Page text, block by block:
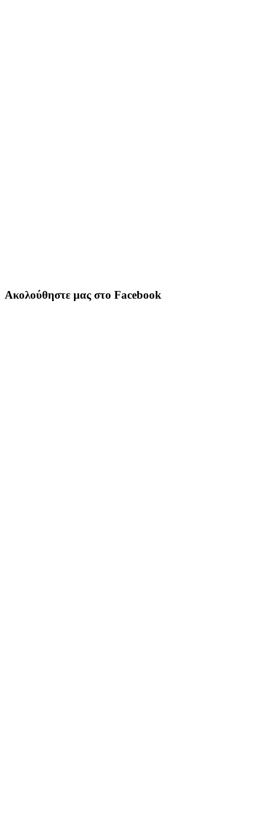
Ακολούθηστε μας στο Facebook